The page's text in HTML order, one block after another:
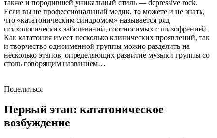
также и породившей уникальный стиль — depressive rock.
Если вы не профессиональный медик, то можете и не знать,
что «кататоническим синдромом» называется ряд
психологических заболеваний, соотносимых с шизофренией.
Как кататония имеет несколько клинических проявлений, так
и творчество одноименной группы можно разделить на
несколько этапов, определяющих развитие музыки группы со
столь говорящим названием…
Поделиться
Первый этап: кататоническое
возбуждение